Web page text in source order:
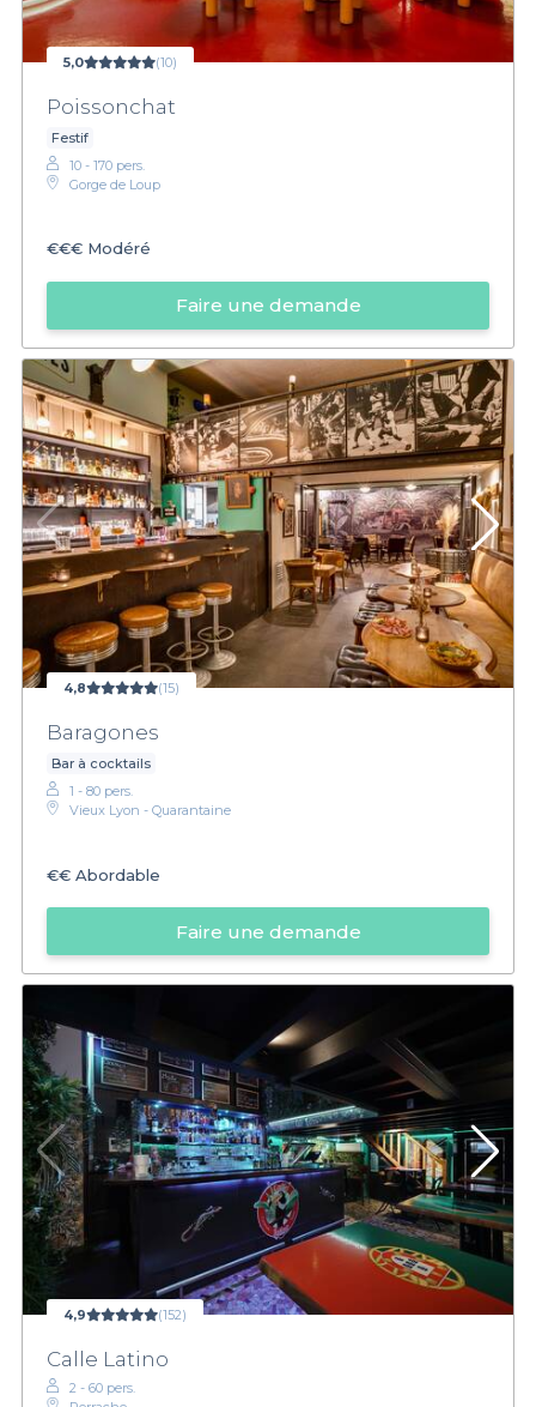
5,0 (10)
Poissonchat
Festif
10 - 170 pers.
Gorge de Loup
€€€ Modéré
Faire une demande
4,8 (15)
Baragones
Bar à cocktails
1 - 80 pers.
Vieux Lyon - Quarantaine
€€ Abordable
Faire une demande
4,9 (152)
Calle Latino
2 - 60 pers.